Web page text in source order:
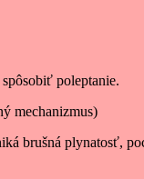
poleptanie.
mechanizmus)
brušná plynatosť,